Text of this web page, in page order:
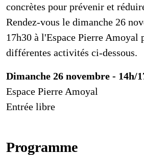
concrètes pour prévenir et
Rendez-vous le dimanche 26
17h30 à l'Espace Pierre Amoyal
différentes activités ci-dessous.
Dimanche 26 novembre - 14h/
Espace Pierre Amoyal
Entrée libre
Programme